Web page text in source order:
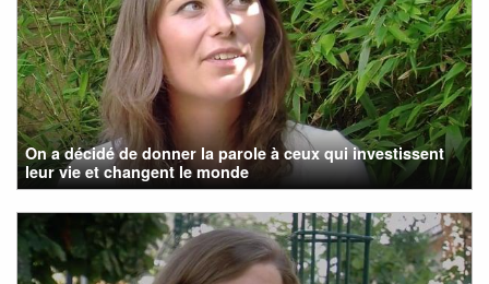
On a décidé de donner la parole à ceux qui investissent
leur vie et changent le monde